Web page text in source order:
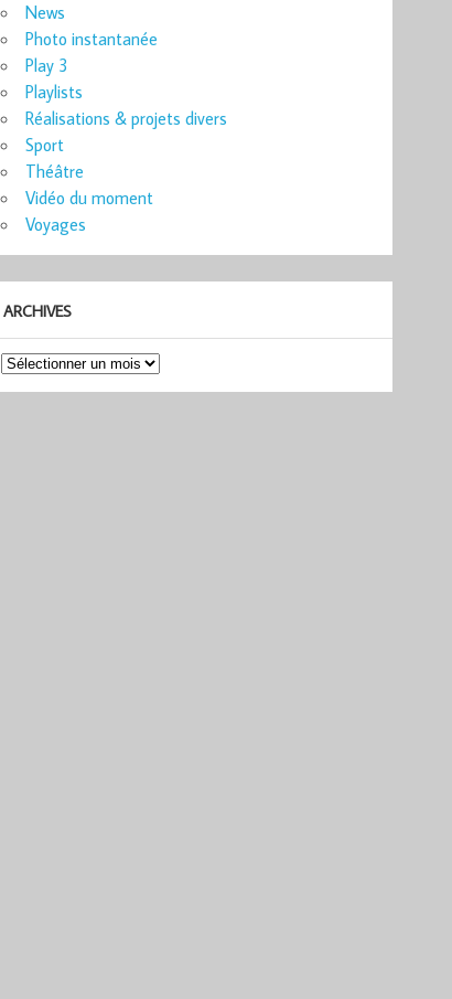
News
Photo instantanée
Play 3
Playlists
Réalisations & projets divers
Sport
Théâtre
Vidéo du moment
Voyages
ARCHIVES
Archives